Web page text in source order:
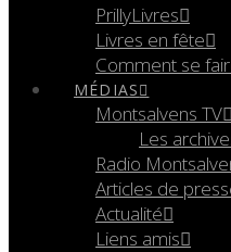
PrillyLivres
Livres en fête
Comment se
MÉDIAS
Montsalvens TV
Les
Radio
Articles de
Actualité
Liens amis